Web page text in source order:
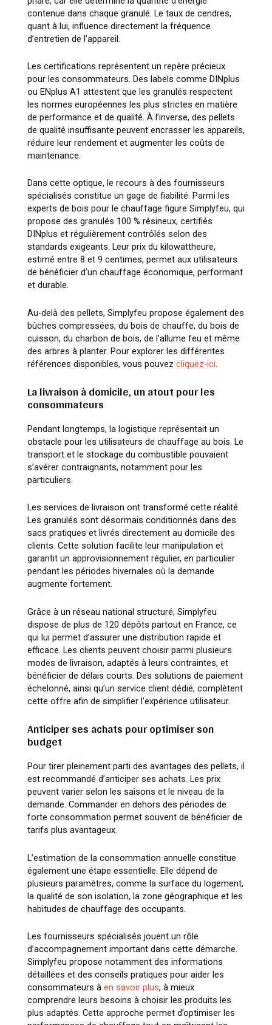
contenue dans chaque granulé. Le taux de cendres,
quant à lui, influence directement la fréquence
d’entretien de l’appareil.
Les certifications représentent un repère précieux
pour les consommateurs. Des labels comme DINplus
ou ENplus A1 attestent que les granulés respectent
les normes européennes les plus strictes en matière
de performance et de qualité. À l’inverse, des pellets
de qualité insuffisante peuvent encrasser les appareils,
réduire leur rendement et augmenter les coûts de
maintenance.
Dans cette optique, le recours à des fournisseurs
spécialisés constitue un gage de fiabilité. Parmi les
experts de bois pour le chauffage figure Simplyfeu, qui
propose des granulés 100 % résineux, certifiés
DINplus et régulièrement contrôlés selon des
standards exigeants. Leur prix du kilowattheure,
estimé entre 8 et 9 centimes, permet aux utilisateurs
de bénéficier d’un chauffage économique, performant
et durable.
Au-delà des pellets, Simplyfeu propose également des
bûches compressées, du bois de chauffe, du bois de
cuisson, du charbon de bois, de l’allume feu et même
des arbres à planter. Pour explorer les différentes
références disponibles, vous pouvez cliquez-ici.
La livraison à domicile, un atout pour les
consommateurs
Pendant longtemps, la logistique représentait un
obstacle pour les utilisateurs de chauffage au bois. Le
transport et le stockage du combustible pouvaient
s’avérer contraignants, notamment pour les
particuliers.
Les services de livraison ont transformé cette réalité.
Les granulés sont désormais conditionnés dans des
sacs pratiques et livrés directement au domicile des
clients. Cette solution facilite leur manipulation et
garantit un approvisionnement régulier, en particulier
pendant les périodes hivernales où la demande
augmente fortement.
Grâce à un réseau national structuré, Simplyfeu
dispose de plus de 120 dépôts partout en France, ce
qui lui permet d’assurer une distribution rapide et
efficace. Les clients peuvent choisir parmi plusieurs
modes de livraison, adaptés à leurs contraintes, et
bénéficier de délais courts. Des solutions de paiement
échelonné, ainsi qu’un service client dédié, complètent
cette offre afin de simplifier l’expérience utilisateur.
Anticiper ses achats pour optimiser son
budget
Pour tirer pleinement parti des avantages des pellets, il
est recommandé d’anticiper ses achats. Les prix
peuvent varier selon les saisons et le niveau de la
demande. Commander en dehors des périodes de
forte consommation permet souvent de bénéficier de
tarifs plus avantageux.
L’estimation de la consommation annuelle constitue
également une étape essentielle. Elle dépend de
plusieurs paramètres, comme la surface du logement,
la qualité de son isolation, la zone géographique et les
habitudes de chauffage des occupants.
Les fournisseurs spécialisés jouent un rôle
d’accompagnement important dans cette démarche.
Simplyfeu propose notamment des informations
détaillées et des conseils pratiques pour aider les
consommateurs à en savoir plus, à mieux
comprendre leurs besoins à choisir les produits les
plus adaptés. Cette approche permet d’optimiser les